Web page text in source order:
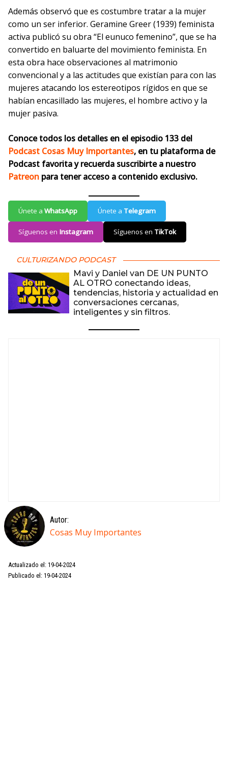
Además observó que es costumbre tratar a la mujer
como un ser inferior. Geramine Greer (1939) feminista
activa publicó su obra “El eunuco femenino”, que se ha
convertido en baluarte del movimiento feminista. En
esta obra hace observaciones al matrimonio
convencional y a las actitudes que existían para con las
mujeres atacando los estereotipos rígidos en que se
habían encasillado las mujeres, el hombre activo y la
mujer pasiva.
Conoce todos los detalles en el episodio 133 del
Podcast Cosas Muy Importantes, en tu plataforma de
Podcast favorita y recuerda suscribirte a nuestro
Patreon para tener acceso a contenido exclusivo.
Únete a WhatsApp Únete a Telegram
Síguenos en Instagram Síguenos en TikTok
CULTURIZANDO PODCAST
Mavi y Daniel van DE UN PUNTO
AL OTRO conectando ideas,
tendencias, historia y actualidad en
conversaciones cercanas,
inteligentes y sin filtros.
Autor:
Cosas Muy Importantes
Actualizado el: 19-04-2024
Publicado el: 19-04-2024